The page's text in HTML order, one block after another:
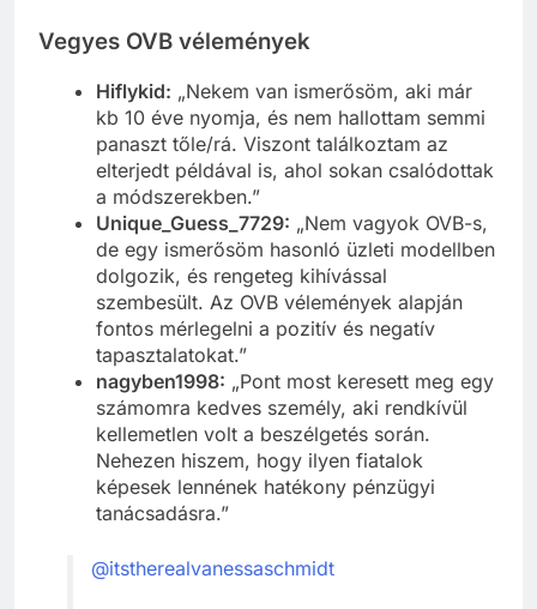
Vegyes OVB vélemények
Hiflykid: „Nekem van ismerősöm, aki már
kb 10 éve nyomja, és nem hallottam semmi
panaszt tőle/rá. Viszont találkoztam az
elterjedt példával is, ahol sokan csalódottak
a módszerekben.”
Unique_Guess_7729: „Nem vagyok OVB-s,
de egy ismerősöm hasonló üzleti modellben
dolgozik, és rengeteg kihívással
szembesült. Az OVB vélemények alapján
fontos mérlegelni a pozitív és negatív
tapasztalatokat.”
nagyben1998: „Pont most keresett meg egy
számomra kedves személy, aki rendkívül
kellemetlen volt a beszélgetés során.
Nehezen hiszem, hogy ilyen fiatalok
képesek lennének hatékony pénzügyi
tanácsadásra.”
@itstherealvanessaschmidt